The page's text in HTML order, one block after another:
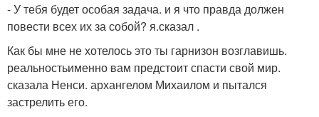
- У тебя будет особая задача. и я что правда должен
повести всех их за собой? я.сказал .
Как бы мне не хотелось это ты гарнизон возглавишь.
реальностьименно вам предстоит спасти свой мир.
сказала Ненси. архангелом Михаилом и пытался
застрелить его.